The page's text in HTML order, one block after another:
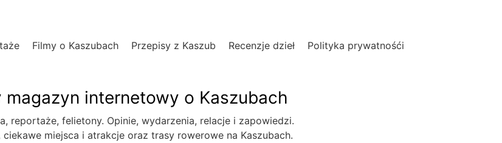
Filmy o Kaszubach Przepisy z Kaszub Recenzje dzieł Polityka prywatnośći
magazyn internetowy o Kaszubach
reportaże, felietony. Opinie, wydarzenia, relacje i zapowiedzi.
miejsca i atrakcje oraz trasy rowerowe na Kaszubach.